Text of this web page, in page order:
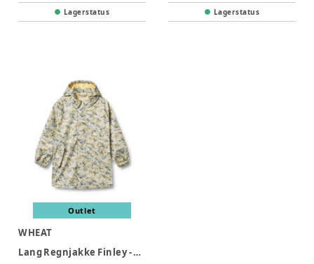
Lagerstatus Lagerstatus
Outlet
WHEAT
Lang Regnjakke Finley - 9520